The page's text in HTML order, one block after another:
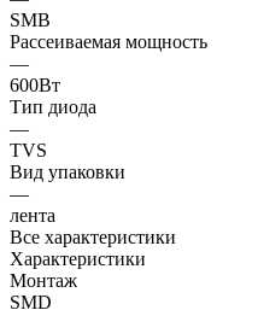
SMB
Рассеиваемая мощность
—
600Вт
Тип диода
—
TVS
Вид упаковки
—
лента
Все характеристики
Характеристики
Монтаж
SMD